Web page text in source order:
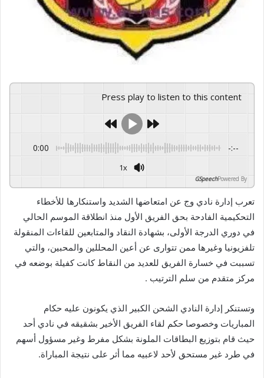
Press play to listen to this content
0:00 -:--
1x
Powered By
GSpeech
تعرب إدارة نادي وج عن امتعاضها الشديد واستنكارها للأخطاء
التحكيمية الفادحة بحق الفريق الأول منذ انطلاقة الموسم الحالي
في دوري الدرجة الأولى، بشهادة النقاد والمتابعين للقاءات المنقولة
تلفزيونيا وغيرها ممن تتوارى عن أعين المحللين والمحبين، والتي
تسببت في خسارة الفريق للعديد من النقاط كانت كفيلة بوضعه في
مركز متقدم من سلم الترتيب .
وتستنكر إدارة النادي الشحن الكبير الذي يكونون عليه حكام
المباريات وخصوصا حكم لقاء الفريق الأخير بشقيقه في نادي أحد
حيث قام بتوزيع البطاقات الملونة بشكل مفرط وغير مسؤول أسهم
في طرد غير مستحق لأحد لاعبيه مما أثر على نتيجة المباراة.